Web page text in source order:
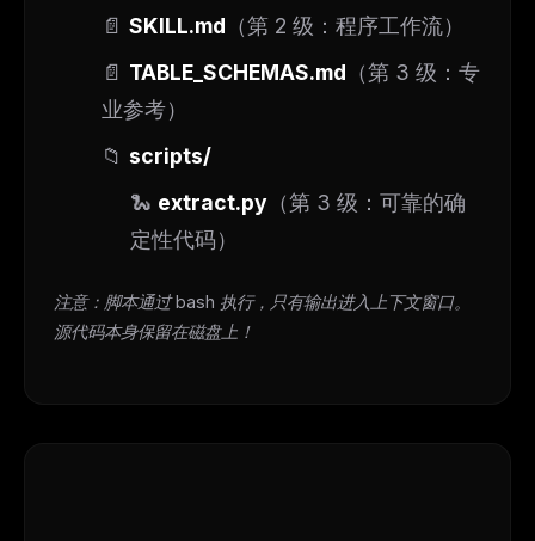
📄 SKILL.md （第 2 级：程序工作流）
📄 TABLE_SCHEMAS.md （第 3 级：专
业参考）
📁 scripts/
🐍 extract.py （第 3 级：可靠的确
定性代码）
注意：脚本通过 bash 执行，只有输出进入上下文窗口。
源代码本身保留在磁盘上！